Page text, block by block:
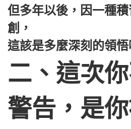
但多年以後，因一種
創，
這該是多麼深刻的領悟
二、這次
警告，是